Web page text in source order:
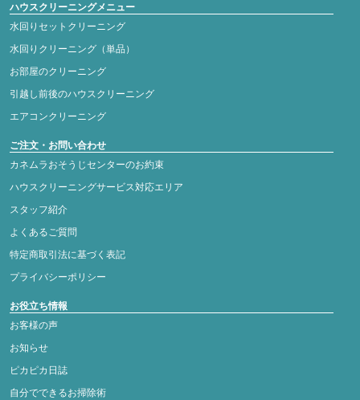
ハウスクリーニングメニュー
水回りセットクリーニング
水回りクリーニング（単品）
お部屋のクリーニング
引越し前後のハウスクリーニング
エアコンクリーニング
ご注文・お問い合わせ
カネムラおそうじセンターのお約束
ハウスクリーニングサービス対応エリア
スタッフ紹介
よくあるご質問
特定商取引法に基づく表記
プライバシーポリシー
お役立ち情報
お客様の声
お知らせ
ピカピカ日誌
自分でできるお掃除術